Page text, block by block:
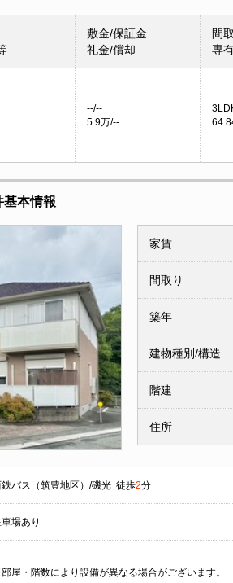
敷金/保証金
礼金/償却
間
専
--/--
5.9万/--
本情報
家賃
間取り
築年
建物種別/構造
階建
住所
鉄バス（筑豊地区）/磯光 徒歩2分
場あり
屋・階数により設備が異なる場合がございます。